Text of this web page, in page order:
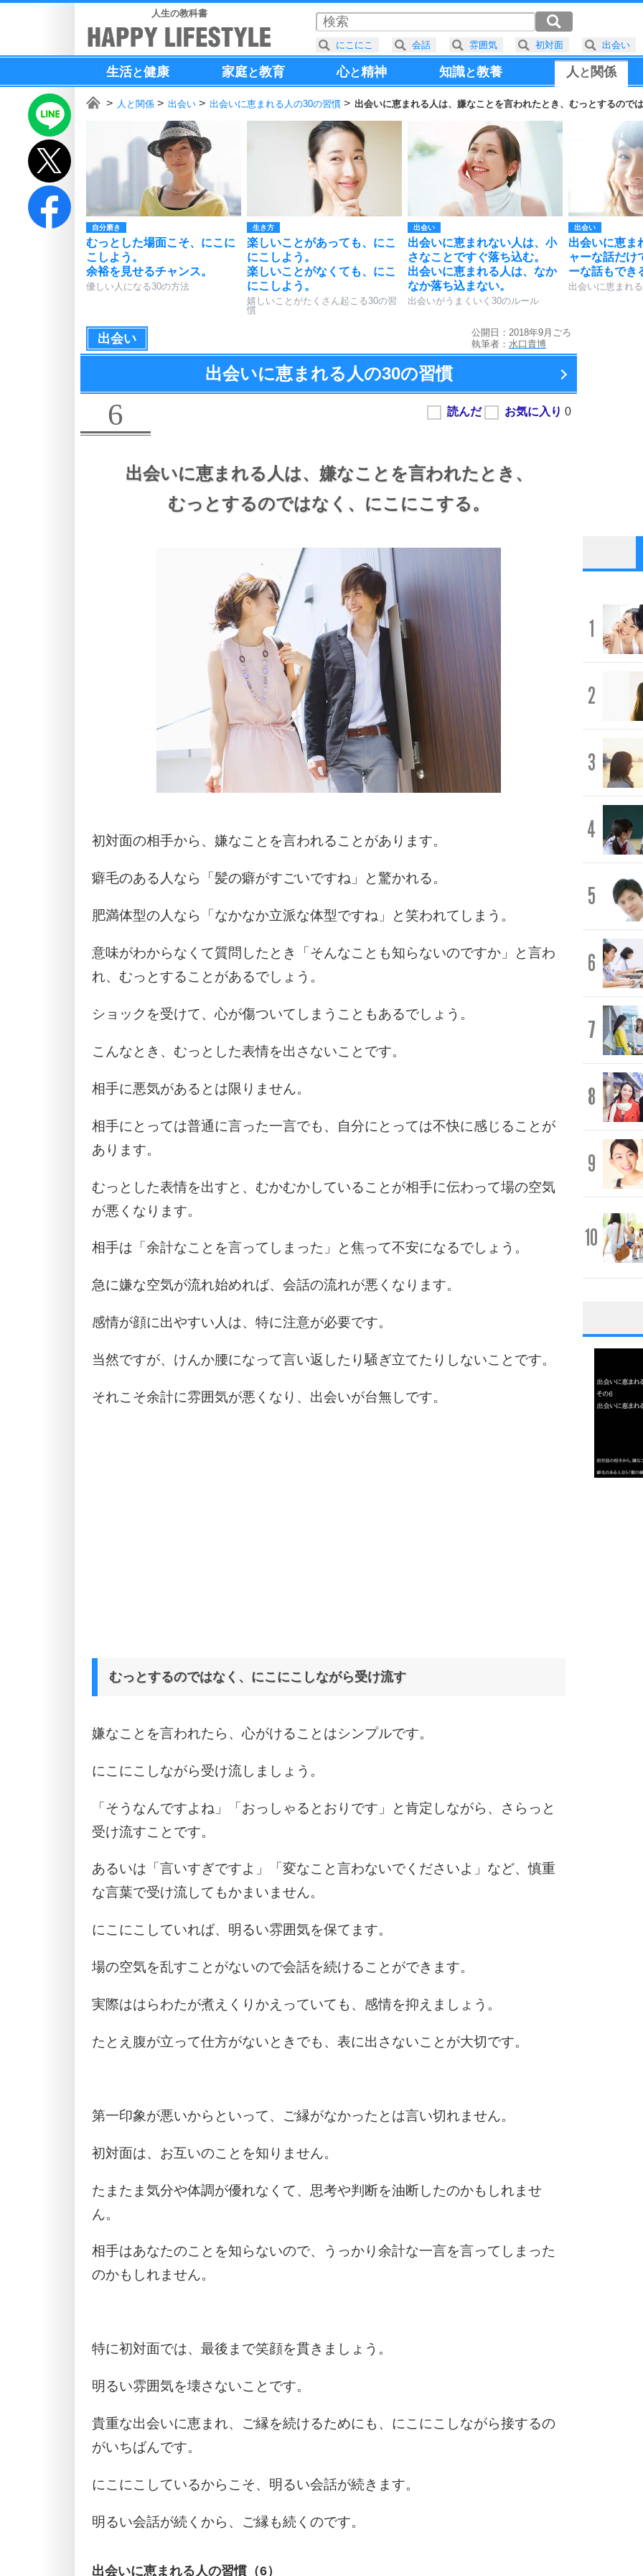
人生の教科書
生活と健康 家庭と教育 心と精神 知識と教養 人と 関係
人と関係 出会い 出会いに恵まれる人の30の習慣 出会いに恵まれる人は、嫌なことを言われたとき、むっとするので
自分磨き
むっとした場面こそ、にこに
こしよう。
余裕を見せるチャンス。
優しい人になる30の方法
生き方
楽しいことがあっても、にこ
にこしよう。
楽しいことがなくても、にこ
にこしよう。
嬉しいことがたくさん起こる30の習
慣
出会い
出会いに恵まれない人は、小
さなことですぐ落ち込む。
出会いに恵まれる人は、なか
なか落ち込まない。
出会いがうまくいく30のルール
出会い
出会いに恵ま
ャーな話だけ
ーな話もでき
出会いに恵まれ
出会い
公開日：2018年9月ごろ
執筆者： 水口貴博
出会いに恵まれる人の30の習慣
6
出会いに恵まれる人は、 嫌なことを言われたとき、
むっとするのではなく、 にこにこする。
初対面の相手から、嫌なことを言われることがあります。
癖毛のある人なら「髪の癖がすごいですね」と驚かれる。
肥満体型の人なら「なかなか立派な体型ですね」と笑われてしまう。
意味がわからなくて質問したとき「そんなことも知らないのですか」と言わ
れ、むっとすることがあるでしょう。
ショックを受けて、心が傷ついてしまうこともあるでしょう。
こんなとき、むっとした表情を出さないことです。
相手に悪気があるとは限りません。
相手にとっては普通に言った一言でも、自分にとっては不快に感じることが
あります。
むっとした表情を出すと、むかむかしていることが相手に伝わって場の空気
が悪くなります。
相手は「余計なことを言ってしまった」と焦って不安になるでしょう。
急に嫌な空気が流れ始めれば、会話の流れが悪くなります。
感情が顔に出やすい人は、特に注意が必要です。
当然ですが、けんか腰になって言い返したり騒ぎ立てたりしないことです。
それこそ余計に雰囲気が悪くなり、出会いが台無しです。
むっとするのではなく、にこにこしながら受け流す
嫌なことを言われたら、心がけることはシンプルです。
にこにこしながら受け流しましょう。
「そうなんですよね」「おっしゃるとおりです」と肯定しながら、さらっと
受け流すことです。
あるいは「言いすぎですよ」「変なこと言わないでくださいよ」など、慎重
な言葉で受け流してもかまいません。
にこにこしていれば、明るい雰囲気を保てます。
場の空気を乱すことがないので会話を続けることができます。
実際ははらわたが煮えくりかえっていても、感情を抑えましょう。
たとえ腹が立って仕方がないときでも、表に出さないことが大切です。
第一印象が悪いからといって、ご縁がなかったとは言い切れません。
初対面は、お互いのことを知りません。
たまたま気分や体調が優れなくて、思考や判断を油断したのかもしれませ
ん。
相手はあなたのことを知らないので、うっかり余計な一言を言ってしまった
のかもしれません。
特に初対面では、最後まで笑顔を貫きましょう。
明るい雰囲気を壊さないことです。
貴重な出会いに恵まれ、ご縁を続けるためにも、にこにこしながら接するの
がいちばんです。
にこにこしているからこそ、明るい会話が続きます。
明るい会話が続くから、ご縁も続くのです。
出会いに恵まれる人の習慣（6）
1
2
3
4
5
6
7
8
9
10
1
3
にこにこ 会話 雰囲気 初対面 出会い